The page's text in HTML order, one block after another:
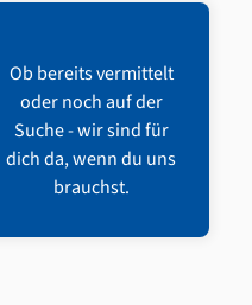
Ob bereits vermittelt
oder noch auf der
Suche - wir sind für
dich da, wenn du uns
brauchst.